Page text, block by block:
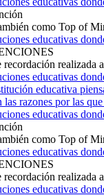
como Top of
educativas
recordación realizada
educativas
educativa
las razones por las
educativas
como Top of
educativas
recordación realizada
educativas